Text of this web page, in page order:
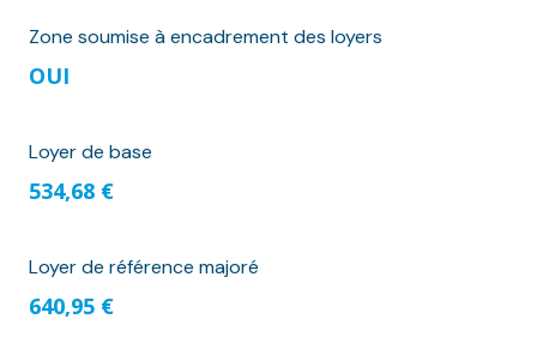
Zone soumise à encadrement des loyers
OUI
Loyer de base
534,68 €
Loyer de référence majoré
640,95 €